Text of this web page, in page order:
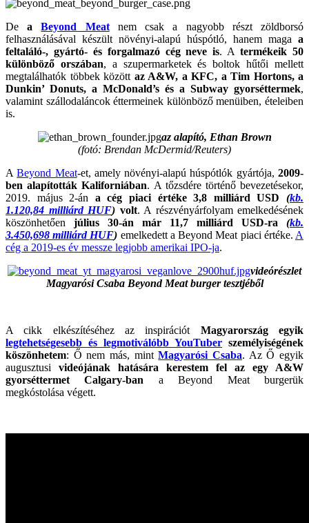
DeaBeyond Meatnem csak a nagyobb részt zöldborsó
felhasználásával készült növényi-alapú húspótló, hanem maga a
feltaláló-, gyártó- és forgalmazó cég neve is. Atermékeik 50
különböző orszában, a szupermarketek és boltok hűtői mellett
megtalálhatók többek között az A&W, a KFC, a Tim Hortons, a
Dunkin’ Donuts, a McDonald’s és a Subway gyorséttermek,
valamint szállodaláncok éttermeinek különböző menüiben, ételeiben
is.
az alapító, Ethan Brown
(fotó: Brendan McDermid/Reuters)
ABeyond Meat-et, amelynövényi-alapú húspótlók gyártója,2009-
ben alapították Kaliforniában. A tőzsdére történő bevezetésekor,
2019. május 2-án a cég piaci értéke 3,8 milliárd USD(kb.
1.120,84 milliárd HUF) volt. A részvényárfolyam emelkedésének
köszönhetően július 30-án már 11,7 milliárd USD-ra (kb.
3.450,698 milliárd HUF) emelkedett a Beyond Meat piaci értéke. A
cég a 2019-es év messze legjobb amerikai IPO-ja.
videórészlet
Magyarósi Csaba Beyond Meat burger tesztjéből
A cikk elkészítéséhez az inspirációt Magyarország egyik
legtehetségesebb és legmotiválóbb YouTuber személyiségének
köszönhetem: Ő nem más, mintMagyarósi Csaba. Az Ő egyik
augusztusi videójának hatására kerestem fel az egy A&W
gyorséttermet Calgary-ban a Beyond Meat burgerük
megkóstolása végett.